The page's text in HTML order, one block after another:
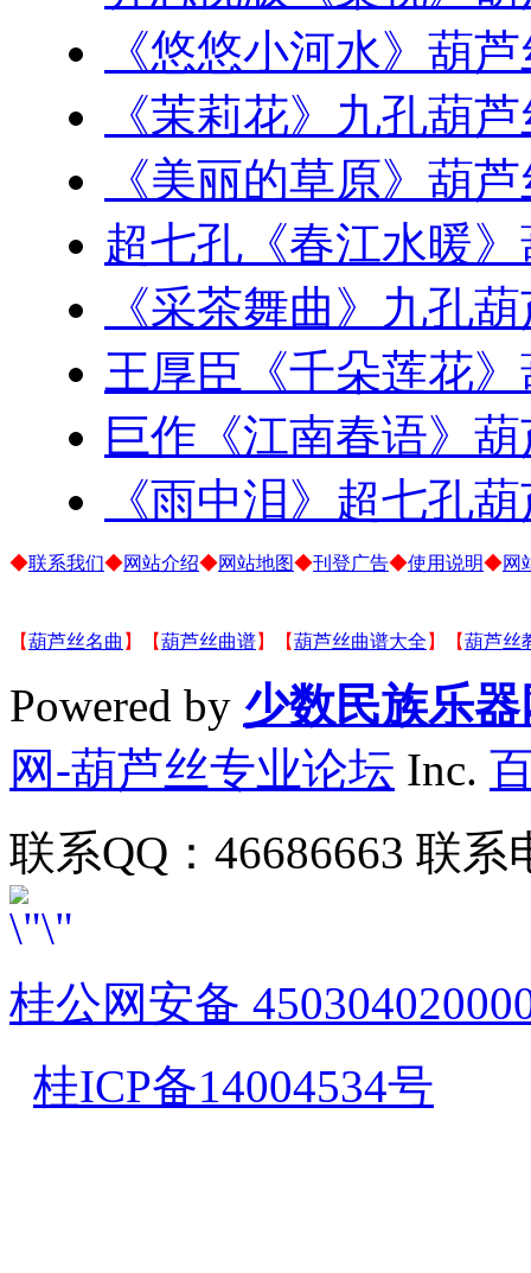
《悠悠小河水》葫
《茉莉花》九孔葫
《美丽的草原》葫
超七孔《春江水暖
《采茶舞曲》九孔
王厚臣《千朵莲花
巨作《江南春语》
《雨中泪》超七孔
◆联系我们◆网站介绍◆网站地图◆刊登广告◆使用说明◆网
【葫芦丝名曲 】【葫芦丝曲谱】【葫芦丝曲谱大全 】【葫芦丝
Powered by 少数民族乐器
网-葫芦丝专业论坛 Inc.
联系QQ：46686663 联
桂公网安备
桂ICP备14004534号